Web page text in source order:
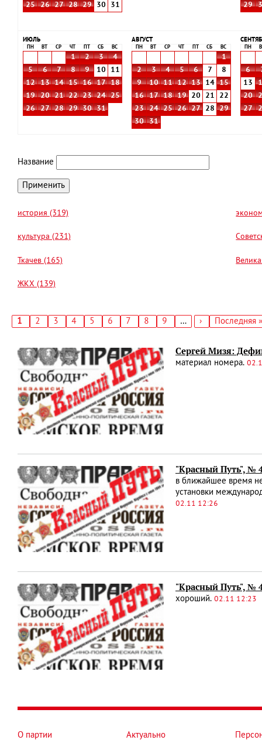
25
26 27 28 29 30 31
29
ИЮЛЬ
ПН ВТ СР ЧТ СБ ВС
1 2 3
4
5
6 7 8 9 10
11
12
13 14 15 16 17
18
19
20 21 22 23 24
25
26
27 28 29 30 31
АВГУСТ
ПН ВТ СР ЧТ СБ ВС
1
2
3 4 5 6 7
8
9
10 11 12 13 14
15
16
17 18 19 20 21
22
23
24 25 26 27 28
29
30
31
ПН
6
13
20
27
Название
история (319)
культура (231)
Ткачев (165)
ЖКХ (139)
Текущая
1 Страница
2 Страница
3 Страница
4 Страница
5 Страница
6 Страница
7 Страница
8 Страница
9 …
Следующая
›
Последняя
Последняя »
Сергей Мизя:
материал номера.
"Красный Путь", №
в ближайшее время
установки
02.11 12:26
"Красный Путь", №
хороший. 02.11 12:23
О партии Актуально